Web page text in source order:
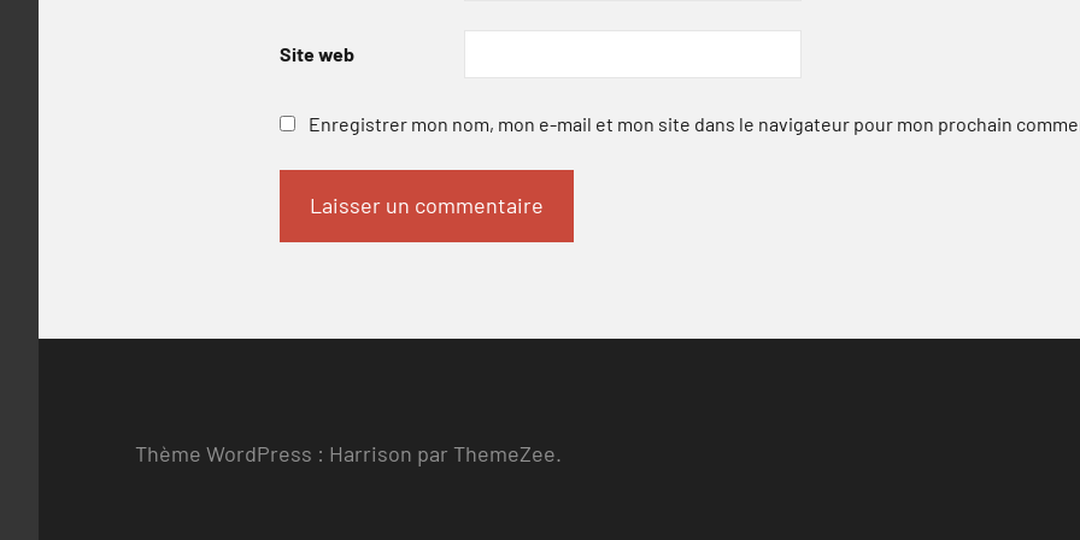
Site web
Enregistrer mon nom, mon e-mail et mon site dans le navigateur pour mon prochain
Thème WordPress : Harrison par ThemeZee.